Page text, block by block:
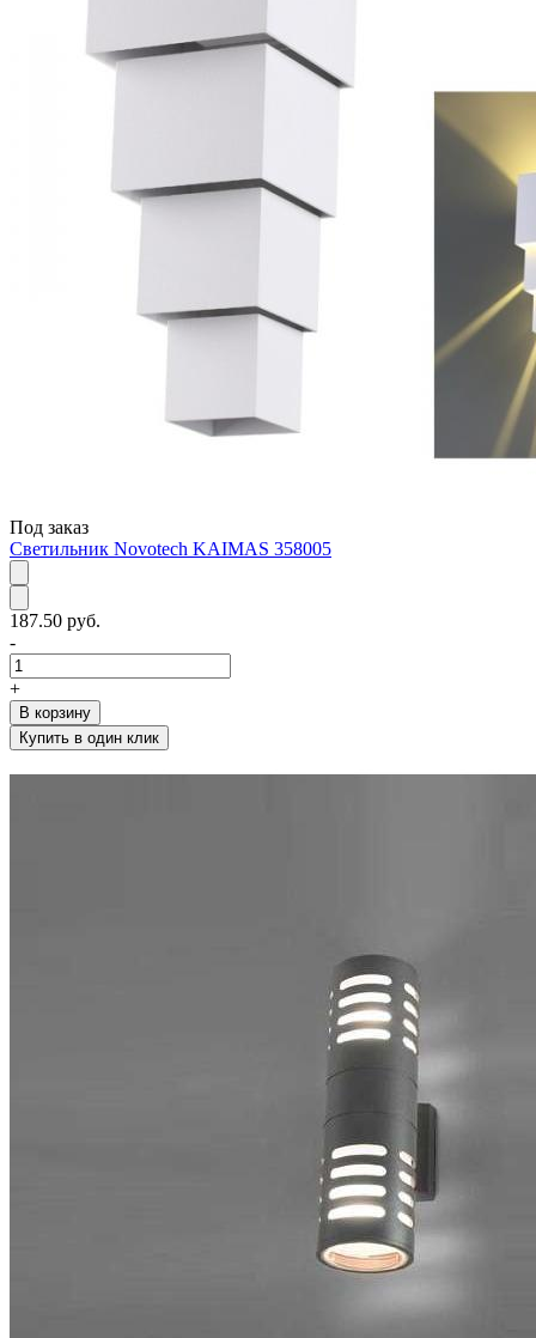
Под заказ
Светильник Novotech KAIMAS 358005
187.50 руб.
-
+
В корзину
Купить в один клик